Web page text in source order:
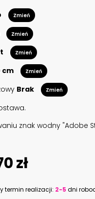
Zmień
Zmień
Zmień
cm Zmień
Brak Zmień
znak wodny "Adobe
zł
termin realizacji: 2-5 dni